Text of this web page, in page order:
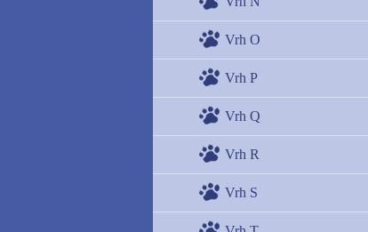
Vrh O
Vrh P
Vrh Q
Vrh R
Vrh S